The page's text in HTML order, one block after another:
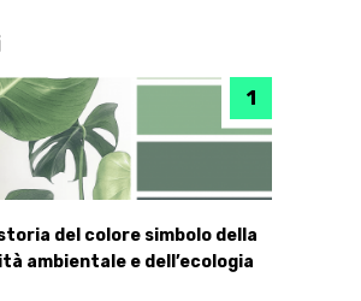
del colore simbolo della
ambientale e dell’ecologia